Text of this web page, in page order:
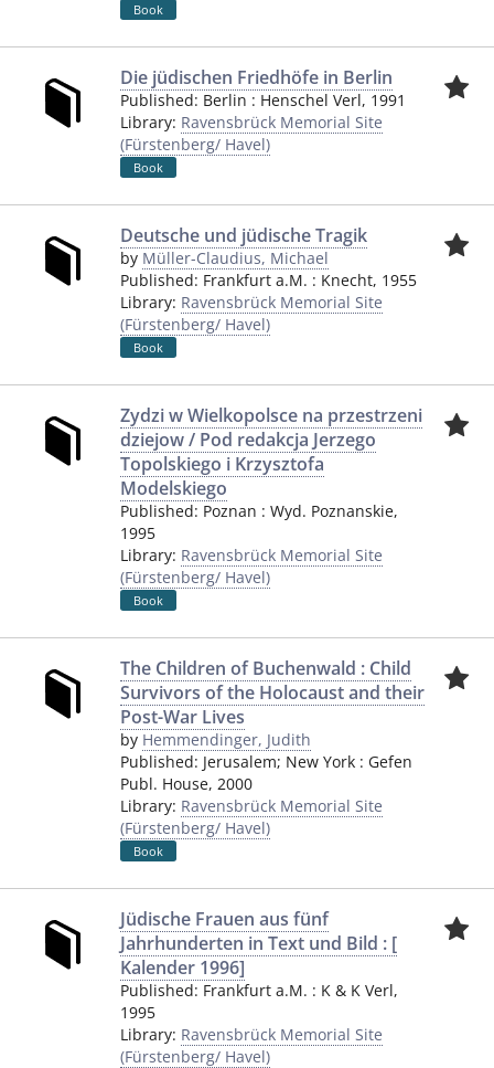
Book
Die jüdischen Friedhöfe in Berlin
Published: Berlin : Henschel Verl, 1991
Library: Ravensbrück Memorial Site
(Fürstenberg/ Havel)
Book
Deutsche und jüdische Tragik
by Müller-Claudius, Michael
Published: Frankfurt a.M. : Knecht, 1955
Library: Ravensbrück Memorial Site
(Fürstenberg/ Havel)
Book
Zydzi w Wielkopolsce na przestrzeni
dziejow / Pod redakcja Jerzego
Topolskiego i Krzysztofa
Modelskiego
Published: Poznan : Wyd. Poznanskie,
1995
Library: Ravensbrück Memorial Site
(Fürstenberg/ Havel)
Book
The Children of Buchenwald : Child
Survivors of the Holocaust and their
Post-War Lives
by Hemmendinger, Judith
Published: Jerusalem; New York : Gefen
Publ. House, 2000
Library: Ravensbrück Memorial Site
(Fürstenberg/ Havel)
Book
Jüdische Frauen aus fünf
Jahrhunderten in Text und Bild : [
Kalender 1996]
Published: Frankfurt a.M. : K & K Verl,
1995
Library: Ravensbrück Memorial Site
(Fürstenberg/ Havel)